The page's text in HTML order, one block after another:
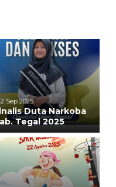
Sep 2025
Duta Narkoba
Tegal 2025